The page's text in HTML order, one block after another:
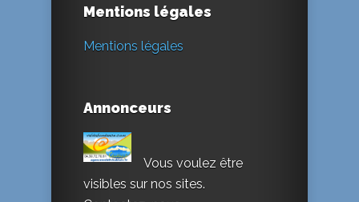
Mentions légales
Mentions légales
Annonceurs
Vous voulez être
visibles sur nos sites.